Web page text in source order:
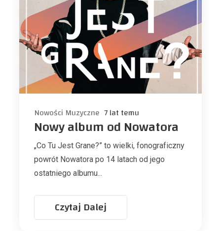
Nowości Muzyczne 7 lat temu
Nowy album od Nowatora
„Co Tu Jest Grane?” to wielki, fonograficzny
powrót Nowatora po 14 latach od jego
ostatniego albumu...
Czytaj Dalej